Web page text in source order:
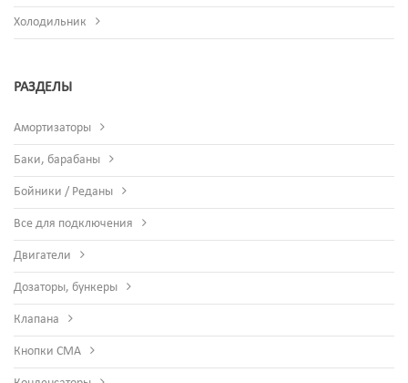
Холодильник
РАЗДЕЛЫ
Амортизаторы
Баки, барабаны
Бойники / Реданы
Все для подключения
Двигатели
Дозаторы, бункеры
Клапана
Кнопки СМА